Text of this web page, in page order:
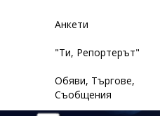
Анкети
"Ти, Репортерът"
Обяви, Търгове,
Съобщения